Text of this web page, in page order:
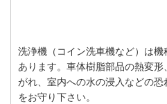
洗浄機（コイン洗車機など）は
あります。車体樹脂部品の熱変
がれ、室内への水の浸入などの
をお守り下さい。